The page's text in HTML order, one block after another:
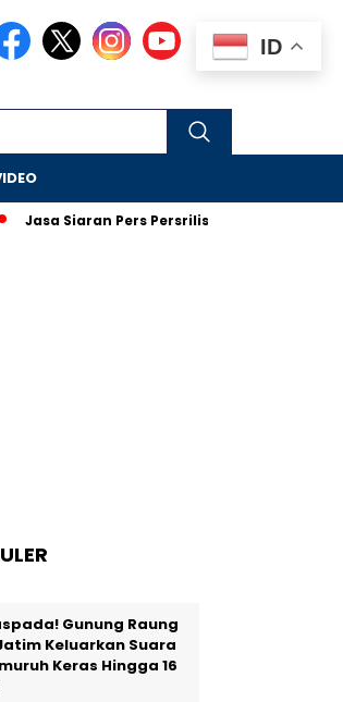
Pers Persriliscom Melayani Publikasi
Gunung Raung
Keluarkan Suara
Keras Hingga 16
ID